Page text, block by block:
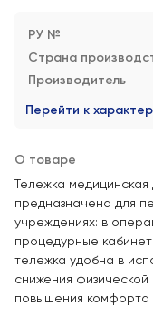
РУ №
Страна
Производитель
Перейти к
О товаре
Тележка медицинская
предназначена для
учреждениях: в
процедурные
тележка удобна в
снижения физической
повышения комфорта